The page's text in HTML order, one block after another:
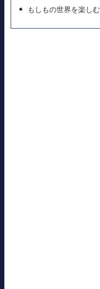
もしもの世界を楽しむ